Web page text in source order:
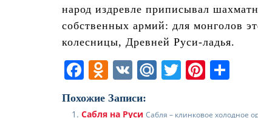
народ издревле приписывал
собственных армий: для монголов
колесницы, Древней Руси-ладья.
F
a
c
O
d
n
V
K
M
ai
l.
T
w
itt
Pi
nt
er п
Похожие Записи:
Сабля на Руси Сабля – клинковое холодное